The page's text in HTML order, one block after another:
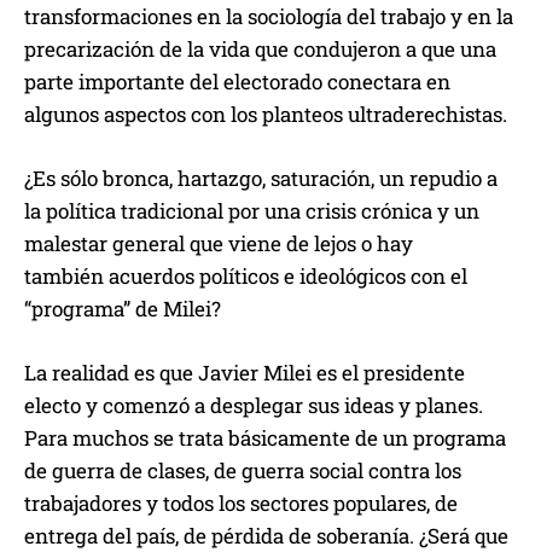
transformaciones en la sociología del trabajo y en la
precarización de la vida que condujeron a que una
parte importante del electorado conectara en
algunos aspectos con los planteos ultraderechistas.
¿Es sólo bronca, hartazgo, saturación, un repudio a
la política tradicional por una crisis crónica y un
malestar general que viene de lejos o hay
también acuerdos políticos e ideológicos con el
“programa” de Milei?
La realidad es que Javier Milei es el presidente
electo y comenzó a desplegar sus ideas y planes.
Para muchos se trata básicamente de un programa
de guerra de clases, de guerra social contra los
trabajadores y todos los sectores populares, de
entrega del país, de pérdida de soberanía. ¿Será que